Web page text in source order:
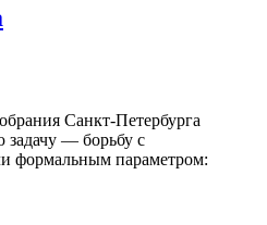
Санкт-Петербурга
задачу — борьбу с
формальным параметром: